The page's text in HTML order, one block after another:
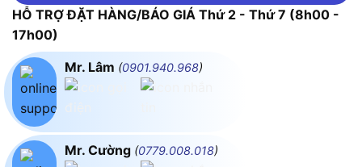
HỖ TRỢ ĐẶT HÀNG/BÁO GIÁ Thứ 2 - Thứ 7 (8h00 -
17h00)
Mr. Lâm (0901.940.968)
Mr. Cường (0779.008.018)